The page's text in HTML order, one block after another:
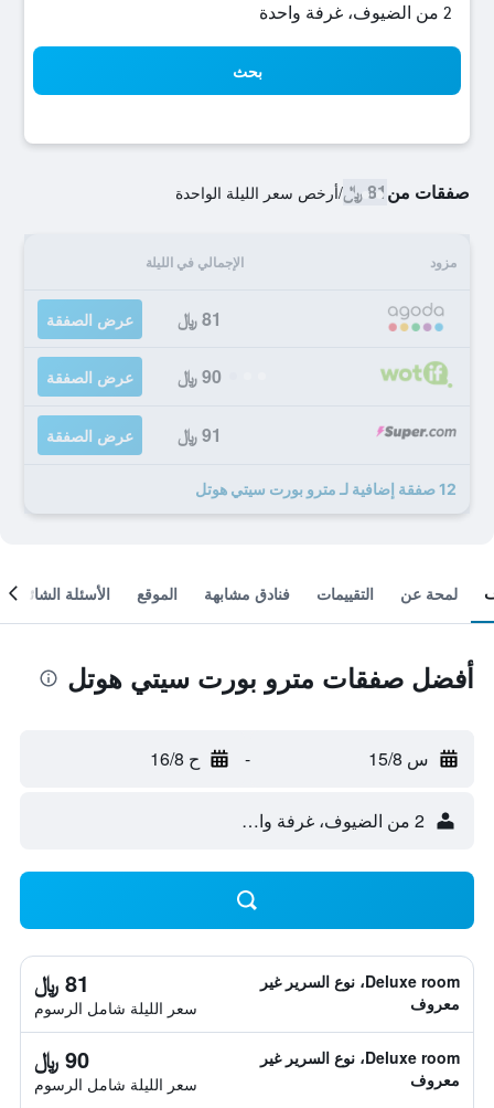
2 من الضيوف، غرفة واحدة
بحث
صفقات من81 ﷼ /أرخص سعر الليلة الواحدة
مزود الإجمالي في الليلة
81 ﷼ عرض الصفقة
90 ﷼ عرض الصفقة
91 ﷼ عرض الصفقة
12 صفقة إضافية لـ مترو بورت سيتي هوتل
لمحة عن التقييمات فنادق مشابهة الموقع الأسئلة الشائعة
أفضل صفقات مترو بورت سيتي هوتل
س 15/8 - ح 16/8
2 من الضيوف، غرفة واحدة
Deluxe room، نوع السرير غير
معروف
81 ﷼
سعر الليلة شامل الرسوم
Deluxe room، نوع السرير غير
معروف
90 ﷼
سعر الليلة شامل الرسوم